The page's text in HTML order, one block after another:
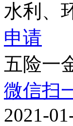
水利、
申请
五险一
微信扫
2021-